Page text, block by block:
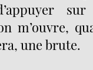
m’ouvre,
une brute.